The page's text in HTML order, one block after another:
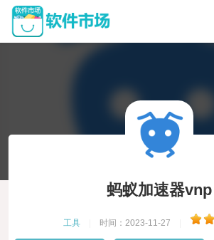
蚂蚁加速器vnp
工具 时间：2023-11-27